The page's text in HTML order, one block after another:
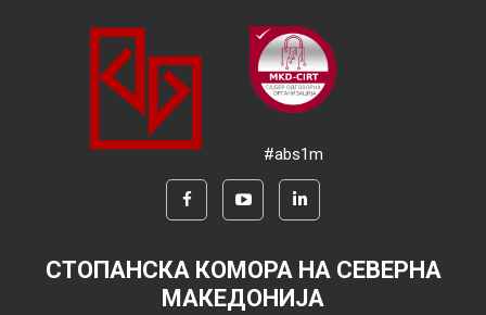
#abs1m
СТОПАНСКА КОМОРА НА СЕВЕРНА
МАКЕДОНИЈА